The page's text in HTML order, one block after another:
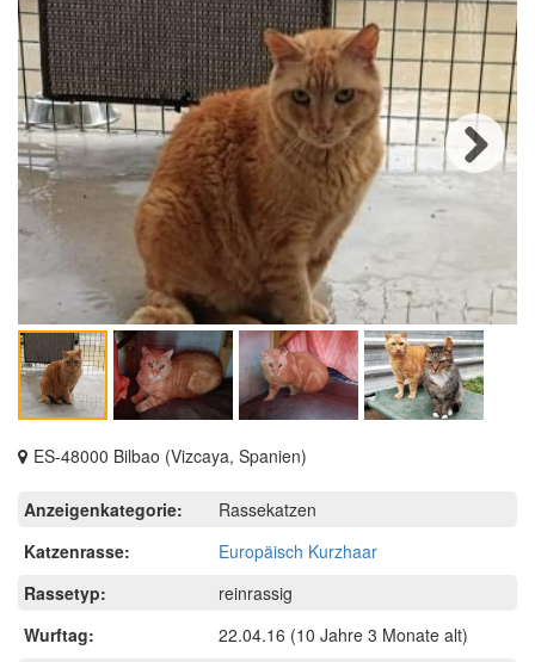
ES-48000 Bilbao (Vizcaya, Spanien)
Anzeigenkategorie:
Rassekatzen
Katzenrasse:
Europäisch Kurzhaar
Rassetyp:
reinrassig
Wurftag:
22.04.16 (10 Jahre 3 Monate alt)